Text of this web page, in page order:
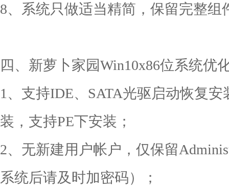
8、系统只做适当精简，保留完整组
四、新萝卜家园Win10x86位系统优
1、支持IDE、SATA光驱启动恢复
装，支持PE下安装；
2、无新建用户帐户，仅保留
系统后请及时加密码）；